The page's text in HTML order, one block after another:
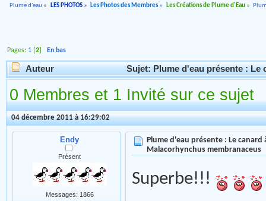
Plume d'eau » LES PHOTOS » Les Photos des Membres » Les Créations de Plume d'Eau»
Pages: 1 [2 ]En bas
Auteur Sujet: Plume d'eau présente : Le
0 Membres et 1 Invité sur ce sujet
04 décembre 2011 à 16:29:02
Endy
Présent
Messages: 1866
Plume d'eau présente : Le canard
Malacorhynchus membranaceus
Superbe!!!